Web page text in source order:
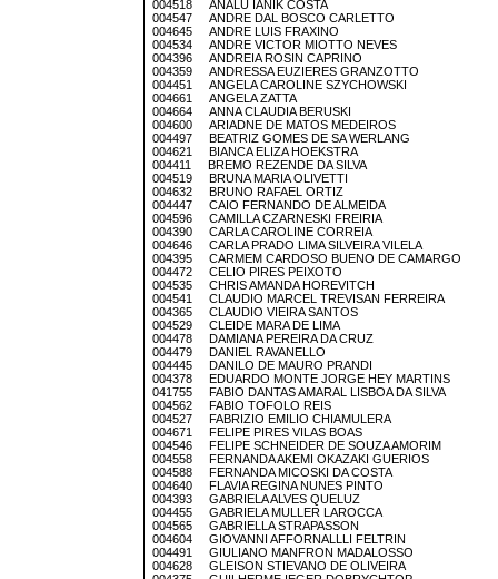
004518 ANALU IANIK COSTA
004547 ANDRE DAL BOSCO CARLETTO
004645 ANDRE LUIS FRAXINO
004534 ANDRE VICTOR MIOTTO NEVES
004396 ANDREIA ROSIN CAPRINO
004359 ANDRESSA EUZIERES GRANZOTTO
004451 ANGELA CAROLINE SZYCHOWSKI
004661 ANGELA ZATTA
004664 ANNA CLAUDIA BERUSKI
004600 ARIADNE DE MATOS MEDEIROS
004497 BEATRIZ GOMES DE SA WERLANG
004621 BIANCA ELIZA HOEKSTRA
004411 BREMO REZENDE DA SILVA
004519 BRUNA MARIA OLIVETTI
004632 BRUNO RAFAEL ORTIZ
004447 CAIO FERNANDO DE ALMEIDA
004596 CAMILLA CZARNESKI FREIRIA
004390 CARLA CAROLINE CORREIA
004646 CARLA PRADO LIMA SILVEIRA VILELA
004395 CARMEM CARDOSO BUENO DE CAMARGO
004472 CELIO PIRES PEIXOTO
004535 CHRIS AMANDA HOREVITCH
004541 CLAUDIO MARCEL TREVISAN FERREIRA
004365 CLAUDIO VIEIRA SANTOS
004529 CLEIDE MARA DE LIMA
004478 DAMIANA PEREIRA DA CRUZ
004479 DANIEL RAVANELLO
004445 DANILO DE MAURO PRANDI
004378 EDUARDO MONTE JORGE HEY MARTINS
041755 FABIO DANTAS AMARAL LISBOA DA SILVA
004562 FABIO TOFOLO REIS
004527 FABRIZIO EMILIO CHIAMULERA
004671 FELIPE PIRES VILAS BOAS
004546 FELIPE SCHNEIDER DE SOUZA AMORIM
004558 FERNANDA AKEMI OKAZAKI GUERIOS
004588 FERNANDA MICOSKI DA COSTA
004640 FLAVIA REGINA NUNES PINTO
004393 GABRIELA ALVES QUELUZ
004455 GABRIELA MULLER LAROCCA
004565 GABRIELLA STRAPASSON
004604 GIOVANNI AFFORNALLLI FELTRIN
004491 GIULIANO MANFRON MADALOSSO
004628 GLEISON STIEVANO DE OLIVEIRA